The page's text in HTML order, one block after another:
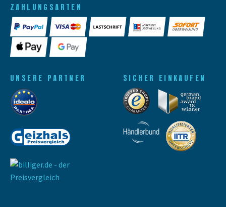
ZAHLUNGSARTEN
UNSERE PARTNER SICHER EINKAUFEN